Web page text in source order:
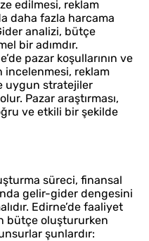
edilmesi, reklam
daha fazla harcama
analizi, bütçe
bir adımdır.
pazar koşullarının ve
incelenmesi, reklam
uygun stratejiler
Pazar araştırması,
ve etkili bir şekilde
süreci, finansal
gelir-gider dengesini
Edirne’de faaliyet
bütçe oluştururken
şunlardır: